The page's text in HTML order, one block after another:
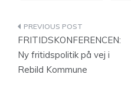
FRITIDSKONFERENCEN:
Ny fritidspolitik på vej i
Rebild Kommune